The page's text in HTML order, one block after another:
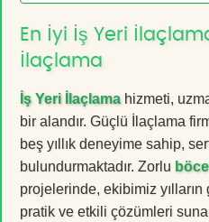
En İyi İş Yeri
İlaçlama
İş Yeri İlaçlamahizmeti,
bir alandır. Güçlü İlaçlama
beş yıllık deneyime sahip,
bulundurmaktadır. Zorlu
projelerinde, ekibimiz
pratik ve etkili çözümleri